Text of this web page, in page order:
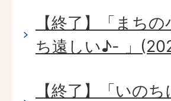
【終了】「まち
ち遠しい♪- 」
【終了】「いの